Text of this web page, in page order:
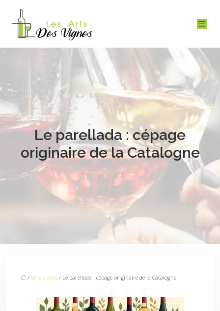
Le parellada : cépage
originaire de la Catalogne
/ Vins blancs / Le parellada : cépage originaire de la Catalogne